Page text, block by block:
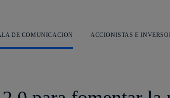
DE COMUNICACIÓN ACCIONISTAS E